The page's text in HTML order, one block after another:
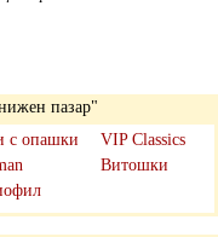
пазар"
с опашки
VIP Classics
Витошки